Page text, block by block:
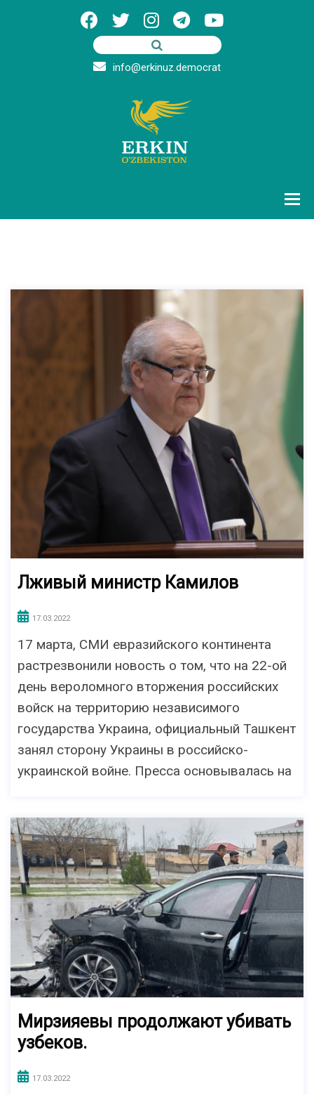
info@erkinuz.democrat
Лживый министр Камилов
17.03.2022
17 марта, СМИ евразийского континента
растрезвонили новость о том, что на 22-ой
день вероломного вторжения российских
войск на территорию независимого
государства Украина, официальный Ташкент
занял сторону Украины в российско-
украинской войне. Пресса основывалась на
Мирзияевы продолжают убивать
узбеков.
17.03.2022